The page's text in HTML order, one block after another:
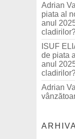
Adrian
piata al
anul
ISUF
de piata
anul
Adrian
ARHIVA